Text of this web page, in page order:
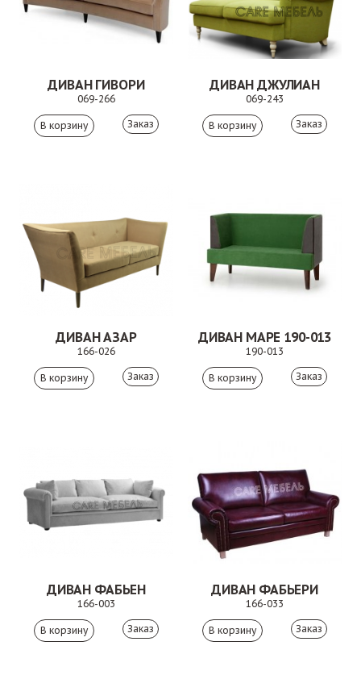
ДИВАН ГИВОРИ
069-266
Заказ
ДИВАН ДЖУЛИАН
069-243
Заказ
ДИВАН АЗАР
166-026
Заказ
ДИВАН МАРЕ 190-013
190-013
Заказ
ДИВАН ФАБЬЕН
166-003
Заказ
ДИВАН ФАБЬЕРИ
166-033
Заказ